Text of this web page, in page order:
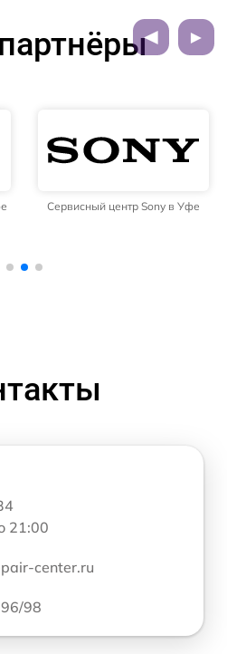
Сервисный центр Sony в Уфе
21:00
center.ru
98